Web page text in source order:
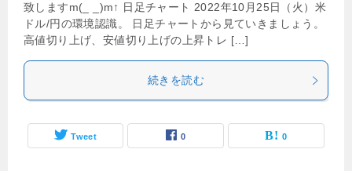
致しますm(_ _)m↑ 日足チャート 2022年10月25日（火）米
ドル/円の環境認識。 日足チャートから見ていきましょう。
高値切り上げ、安値切り上げの上昇トレ […]
続きを読む
Tweet 0 0